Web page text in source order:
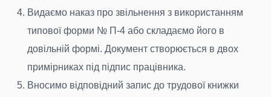
Видаємо наказ про звільнення з використанням
типової форми № П-4 або складаємо його в
довільній формі. Документ створюється в двох
примірниках під підпис працівника.
Вносимо відповідний запис до трудової книжки